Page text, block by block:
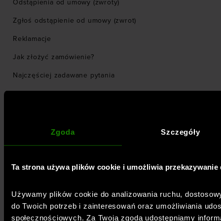
Zgoda Szczegóły
Ta strona używa plików cookie i umożliwia
Używamy plików cookie do analizowania ruchu,
do Twoich potrzeb i zainteresowań oraz umożliwiania
społecznościowych. Za Twoją zgodą udostępniamy
Odstąpienia od umowy (zwroty)
Zgłoś odstąpienie od umowy (zwrot)
Reklamacje
Jak złożyć zamówienie?
Najczęściej zadawane pytania
Odbiór w sklepie
Polityka prywatności
Inne regulaminy